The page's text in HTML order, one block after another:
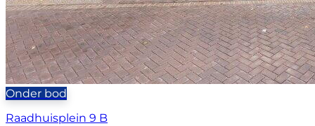
Onder bod
Raadhuisplein 9 B